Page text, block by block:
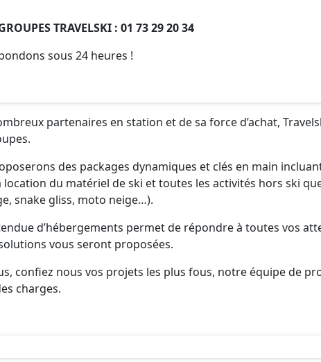
TRAVELSKI : 01 73 29 20 34
sous 24 heures !
partenaires en station et de sa force d’achat,
des packages dynamiques et clés en main
location du matériel de ski et toutes les activités hors ski
snake gliss, moto neige…).
d’hébergements permet de répondre à toutes vos
vous seront proposées.
confiez nous vos projets les plus fous, notre équipe de
charges.